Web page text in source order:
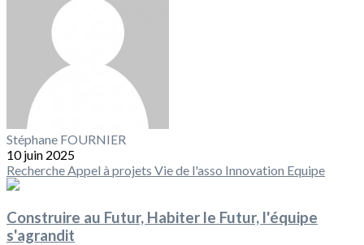
Stéphane FOURNIER
10 juin 2025
RechercheAppel à projets Vie de l'asso Innovation Equipe
Construire au Futur, Habiter le Futur, l'équipe
s'agrandit